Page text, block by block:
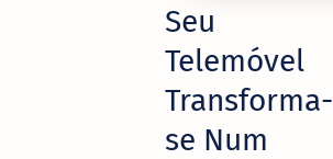
Seu
Telemóvel
Transforma-
se Num